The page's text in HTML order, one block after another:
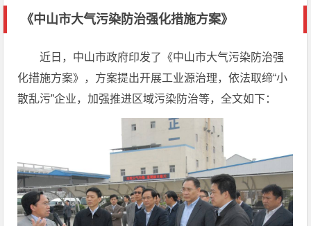
《中山市大气污染防治强化措施方案》
近日，中山市政府印发了《中山市大气污染防治强
化措施方案》，方案提出开展工业源治理，依法取缔“小
散乱污”企业，加强推进区域污染防治等，全文如下：